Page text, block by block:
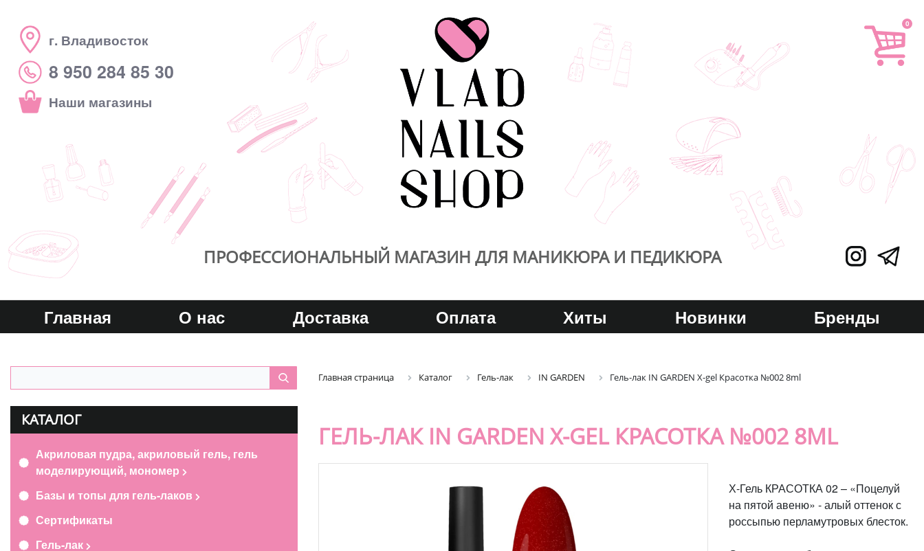
г. Владивосток
8 950 284 85 30
Наши магазины
0
ПРОФЕССИОНАЛЬНЫЙ МАГАЗИН ДЛЯ МАНИКЮРА И ПЕДИКЮРА
Главная О нас Доставка Оплата Хиты Новинки Бренды
Главная страница Каталог Гель-лак IN GARDEN Гель-лак IN GARDEN X-gel Красотка №002 8ml
КАТАЛОГ
Акриловая пудра, акриловый гель, гель
моделирующий, мономер
Базы и топы для гель-лаков
Сертификаты
Гель-лак
ГЕЛЬ-ЛАК IN GARDEN X-GEL КРАСОТКА №002 8ML
Х-Гель КРАСОТКА 02 – «Поцелуй
на пятой авеню» - алый оттенок с
россыпью перламутровых блесток.